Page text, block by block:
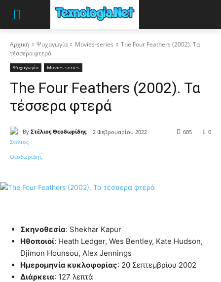
Αρχική Ψυχαγωγία Movies-series
The Four Feathers (2002). Τα
τέσσερα φτερά
Ψυχαγωγία Movies-series
The Four Feathers (2002). Τα
τέσσερα φτερά
By Στέλιος Θεοδωρίδης 2 Φεβρουαρίου 2022 0
605
Σκηνοθεσία: Shekhar Kapur
Ηθοποιοί: Heath Ledger, Wes Bentley, Kate Hudson,
Djimon Hounsou, Alex Jennings
Ημερομηνία κυκλοφορίας: 20 Σεπτεμβρίου 2002
Διάρκεια: 127 λεπτά